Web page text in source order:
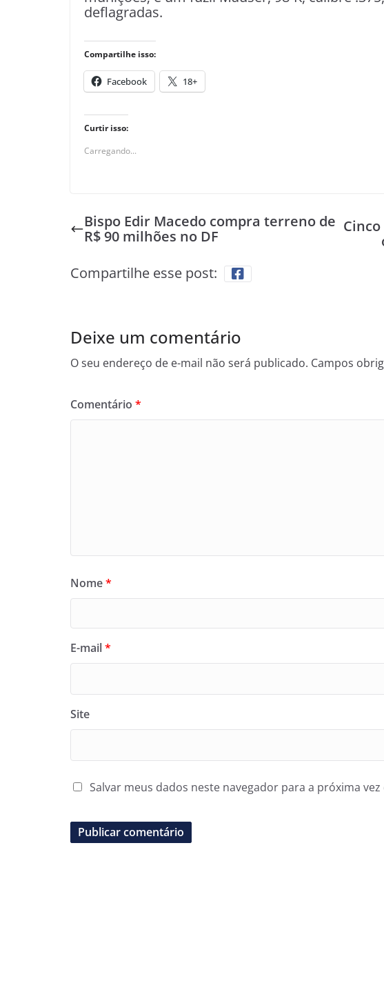
deflagradas.
Compartilhe isso:
Facebook 18+
Curtir isso:
Carregando...
Bispo Edir Macedo compra terreno de
R$ 90 milhões no DF
Compartilhe esse post:
Deixe um comentário
O seu endereço de e-mail não será publicado. Campos
Comentário *
Nome*
E-mail*
Site
Salvar meus dados neste navegador para a próxima